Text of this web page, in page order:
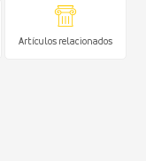
Artículos relacionados